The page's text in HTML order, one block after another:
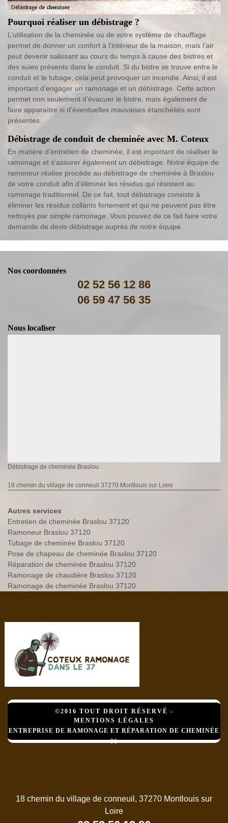
Pourquoi réaliser un débistrage ?
L’utilisation de la cheminée ou de votre système de chauffage
permet de donner un confort à l’intérieur de la maison, mais l’air
peut devenir salissant au cours du temps à cause des bistres et
des suies présents dans le conduit. Si du bistre se trouve entre le
conduit et le tubage, cela peut provoquer un incendie. Ainsi, il est
important d’engager un ramonage et un débistrage. Cette action
permet non seulement d’évacuer le bistre, mais également de
faire apparaître si d’éventuelles mauvaises étanchéités sont
présentes.
Débistrage de conduit de cheminée avec M. Coteux
En matière d’entretien de cheminée, il est important de réaliser le
ramonage et s’assurer également un débistrage. Notre équipe de
ramoneur réalise procède au débistrage de cheminée à Braslou
de votre conduit afin d’éliminer les résidus qui résistent au
ramonage traditionnel. De ce fait, tout débistrage consiste à
éliminer les résidus collants fortement et qui ne peuvent pas être
nettoyés par simple ramonage. Vous pouvez de ce fait faire votre
demande de devis débistrage auprès de notre équipe.
Nos coordonnées
02 52 56 12 86
06 59 47 56 35
Nous localiser
Débistrage de cheminée Braslou
18 chemin du village de conneuil 37270 Montlouis sur Loire
Autres services
Entretien de cheminée Braslou 37120
Ramoneur Braslou 37120
Tubage de cheminée Braslou 37120
Pose de chapeau de cheminée Braslou 37120
Réparation de cheminée Braslou 37120
Ramonage de chaudière Braslou 37120
Ramonage de cheminée Braslou 37120
©2016 TOUT DROIT RÉSERVÉ -
MENTIONS LÉGALES
ENTREPRISE DE RAMONAGE ET RÉPARATION DE CHEMINÉE
91
18 chemin du village de conneuil, 37270 Montlouis sur
Loire